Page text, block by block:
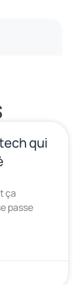
qui
ça
passe